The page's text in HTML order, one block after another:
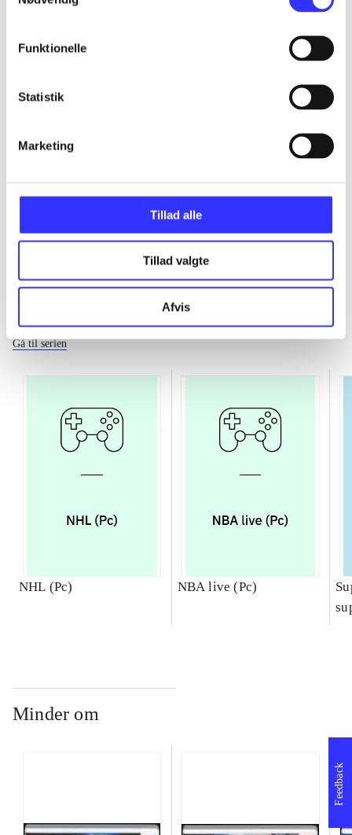
Funktionelle
Statistik
Marketing
Tillad alle
Tillad valgte
Afvis
...
...
...
Gå til serien
NHL (Pc) NBA live (Pc)
Minder om
Feedback